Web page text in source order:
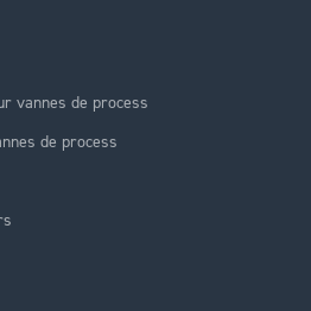
vannes de process
de process